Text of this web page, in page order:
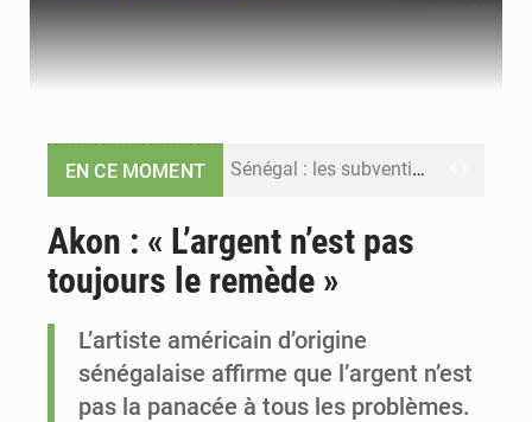
EN CE MOMENT Sénégal : les subventions à l’énergie bondissent à 729 milliards FCFA pour contenir les prix des carburants et de l’électricité
Le vice-président de la Banque mondiale, Ousmane Diagana, est en visite au Sénégal
Akon : « L’argent n’est pas
toujours le remède »
L’artiste américain d’origine
sénégalaise affirme que l’argent n’est
pas la panacée à tous les problèmes.